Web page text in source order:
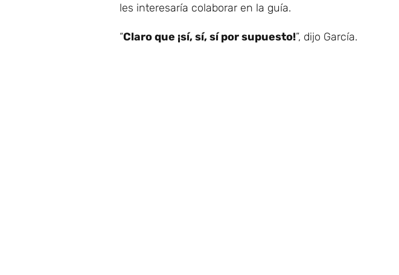
les interesaría colaborar en la guía.
“Claro que ¡sí, sí, sí por supuesto!”, dijo García.